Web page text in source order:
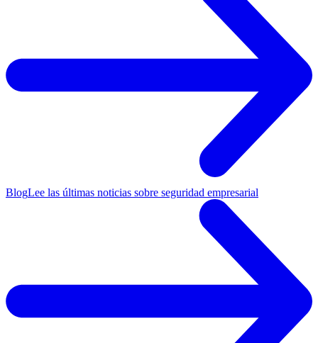
BlogLee las últimas noticias sobre seguridad empresarial